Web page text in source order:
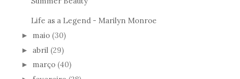
BISTRÔ MAC - BRUNCH
COM BLOGUEIRAS
UM DIA NO SPA DAS
Life as a Legend - Marilyn Monroe
► maio (30)
► abril (29)
► março (40)